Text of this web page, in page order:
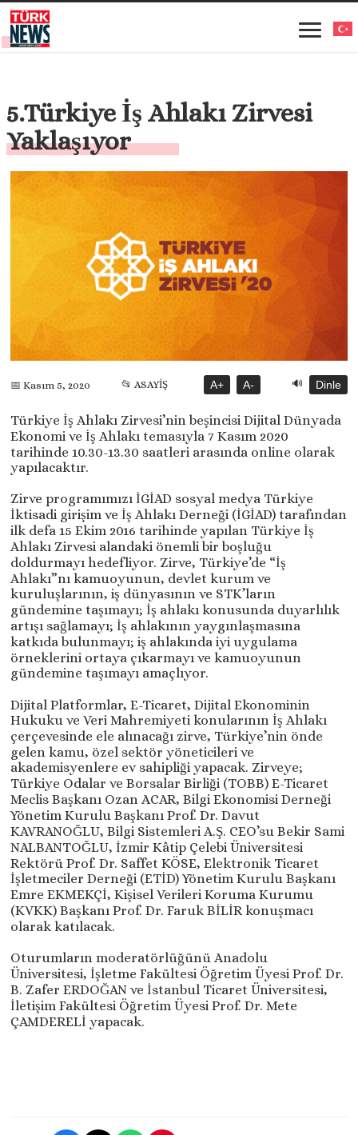
5.Türkiye İş Ahlakı Zirvesi
Yaklaşıyor
📅 Kasım 5, 2020 📂 ASAYİŞ A+ A- 🔊 Dinle
Türkiye İş Ahlakı Zirvesi’nin beşincisi Dijital Dünyada
Ekonomi ve İş Ahlakı temasıyla 7 Kasım 2020
tarihinde 10.30-13.30 saatleri arasında online olarak
yapılacaktır.
Zirve programımızı İGİAD sosyal medya Türkiye
İktisadi girişim ve İş Ahlakı Derneği (İGİAD) tarafından
ilk defa 15 Ekim 2016 tarihinde yapılan Türkiye İş
Ahlakı Zirvesi alandaki önemli bir boşluğu
doldurmayı hedefliyor. Zirve, Türkiye’de “İş
Ahlakı”nı kamuoyunun, devlet kurum ve
kuruluşlarının, iş dünyasının ve STK’ların
gündemine taşımayı; İş ahlakı konusunda duyarlılık
artışı sağlamayı; İş ahlakının yaygınlaşmasına
katkıda bulunmayı; iş ahlakında iyi uygulama
örneklerini ortaya çıkarmayı ve kamuoyunun
gündemine taşımayı amaçlıyor.
Dijital Platformlar, E-Ticaret, Dijital Ekonominin
Hukuku ve Veri Mahremiyeti konularının İş Ahlakı
çerçevesinde ele alınacağı zirve, Türkiye’nin önde
gelen kamu, özel sektör yöneticileri ve
akademisyenlere ev sahipliği yapacak. Zirveye;
Türkiye Odalar ve Borsalar Birliği (TOBB) E-Ticaret
Meclis Başkanı Ozan ACAR, Bilgi Ekonomisi Derneği
Yönetim Kurulu Başkanı Prof. Dr. Davut
KAVRANOĞLU, Bilgi Sistemleri A.Ş. CEO’su Bekir Sami
NALBANTOĞLU, İzmir Kâtip Çelebi Üniversitesi
Rektörü Prof. Dr. Saffet KÖSE, Elektronik Ticaret
İşletmeciler Derneği (ETİD) Yönetim Kurulu Başkanı
Emre EKMEKÇİ, Kişisel Verileri Koruma Kurumu
(KVKK) Başkanı Prof. Dr. Faruk BİLİR konuşmacı
olarak katılacak.
Oturumların moderatörlüğünü Anadolu
Üniversitesi, İşletme Fakültesi Öğretim Üyesi Prof. Dr.
B. Zafer ERDOĞAN ve İstanbul Ticaret Üniversitesi,
İletişim Fakültesi Öğretim Üyesi Prof. Dr. Mete
ÇAMDERELİ yapacak.